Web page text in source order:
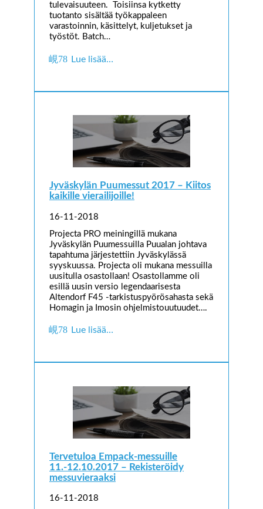
tulevaisuuteen. Toisiinsa kytketty
tuotanto sisältää työkappaleen
varastoinnin, käsittelyt, kuljetukset ja
työstöt. Batch…
Lue lisää…
Jyväskylän Puumessut 2017 – Kiitos
kaikille vierailijoille!
16-11-2018
Projecta PRO meiningillä mukana
Jyväskylän Puumessuilla Puualan johtava
tapahtuma järjestettiin Jyväskylässä
syyskuussa. Projecta oli mukana messuilla
uusitulla osastollaan! Osastollamme oli
esillä uusin versio legendaarisesta
Altendorf F45 -tarkistuspyörösahasta sekä
Homagin ja Imosin ohjelmistouutuudet….
Lue lisää…
Tervetuloa Empack-messuille
11.-12.10.2017 – Rekisteröidy
messuvieraaksi
16-11-2018